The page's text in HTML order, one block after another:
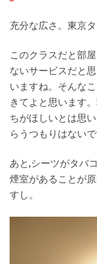
充分な広さ。東京
このクラスだと部
ないサービスだと
いますね。そんな
きてよと思います
ちがほしいとは思
らうつもりはない
あと,シーツがタバ
煙室があることが
すし。